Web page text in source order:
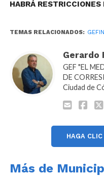
A partir de ahora y con
en todos aquellos
tarea administrativa,
QUÉ ES LA FIRMA
HABRÁ RESTRICCIONES
TEMAS RELACIONADOS:
Gerardo
GEF "EL
DE
Ciudad de
HAGA CLIC
Más de